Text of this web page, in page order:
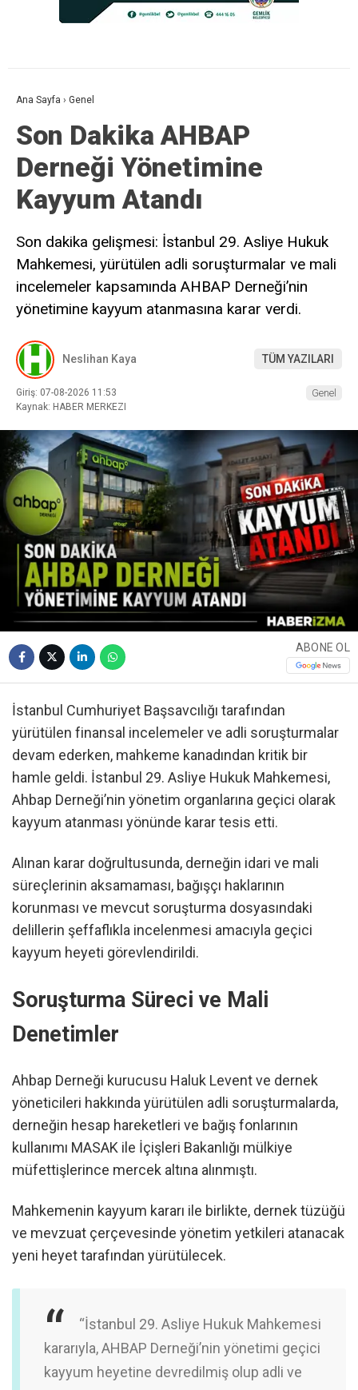
Ana Sayfa › Genel
Son Dakika AHBAP
Derneği Yönetimine
Kayyum Atandı
Son dakika gelişmesi: İstanbul 29. Asliye Hukuk
Mahkemesi, yürütülen adli soruşturmalar ve mali
incelemeler kapsamında AHBAP Derneği’nin
yönetimine kayyum atanmasına karar verdi.
Neslihan Kaya TÜM YAZILARI
Giriş: 07-08-2026 11:53
Kaynak: HABER MERKEZI
Genel
ABONE OL
İstanbul Cumhuriyet Başsavcılığı tarafından
yürütülen finansal incelemeler ve adli soruşturmalar
devam ederken, mahkeme kanadından kritik bir
hamle geldi. İstanbul 29. Asliye Hukuk Mahkemesi,
Ahbap Derneği’nin yönetim organlarına geçici olarak
kayyum atanması yönünde karar tesis etti.
Alınan karar doğrultusunda, derneğin idari ve mali
süreçlerinin aksamaması, bağışçı haklarının
korunması ve mevcut soruşturma dosyasındaki
delillerin şeffaflıkla incelenmesi amacıyla geçici
kayyum heyeti görevlendirildi.
Soruşturma Süreci ve Mali
Denetimler
Ahbap Derneği kurucusu Haluk Levent ve dernek
yöneticileri hakkında yürütülen adli soruşturmalarda,
derneğin hesap hareketleri ve bağış fonlarının
kullanımı MASAK ile İçişleri Bakanlığı mülkiye
müfettişlerince mercek altına alınmıştı.
Mahkemenin kayyum kararı ile birlikte, dernek tüzüğü
ve mevzuat çerçevesinde yönetim yetkileri atanacak
yeni heyet tarafından yürütülecek.
“İstanbul 29. Asliye Hukuk Mahkemesi
kararıyla, AHBAP Derneği’nin yönetimi geçici
kayyum heyetine devredilmiş olup adli ve